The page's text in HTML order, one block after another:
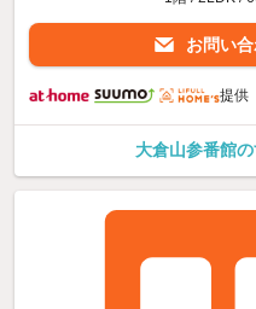
お問い
提供
大倉山参番館